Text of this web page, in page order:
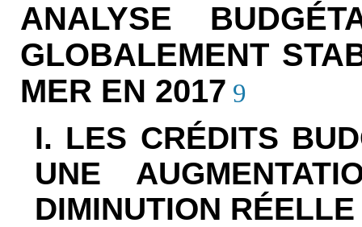
ANALYSE
GLOBALEMENT
MER EN 2017 9
I. LES CRÉDITS
UNE
DIMINUTION RÉELLE